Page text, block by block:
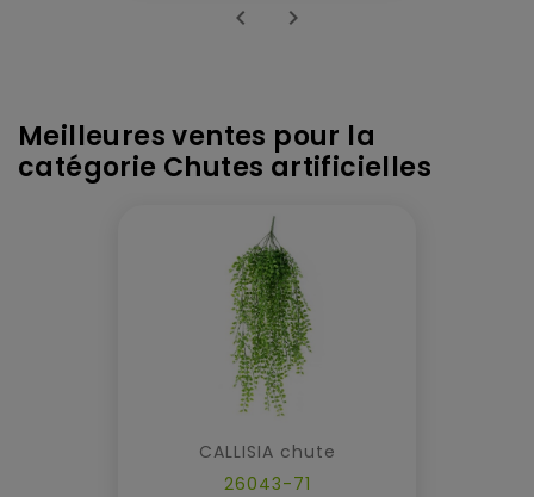
 
Meilleures ventes pour la
catégorie Chutes artificielles
CALLISIA chute
26043-71